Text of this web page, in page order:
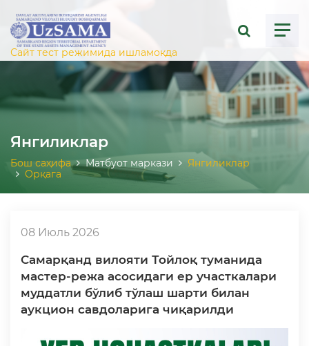
menu
Сайт тест режимида ишламоқда
Янгиликлар
Бош саҳифа Матбуот маркази
Янгиликлар
Орқага
08 Июль 2026
Самарқанд вилояти Тойлоқ туманида
мастер-режа асосидаги ер участкалари
муддатли бўлиб тўлаш шарти билан
аукцион савдоларига чиқарилди